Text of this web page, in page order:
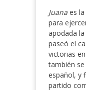
Juana es
para
apodada
paseó el
victorias
también
español, y
partido